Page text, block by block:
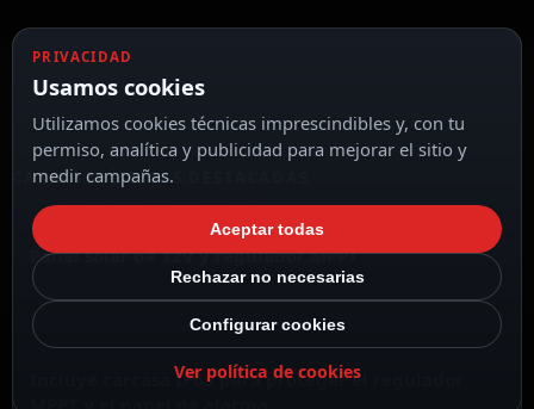
CARACTERÍSTICAS DESTACADAS
Panel solar de 12V y regulador MPPT
Incluye carcasa IP65 para proteger el regulador
PRIVACIDAD
Usamos cookies
Utilizamos cookies técnicas imprescindibles y, con tu
permiso, analítica y publicidad para mejorar el sitio y
medir campañas.
Aceptar todas
Rechazar no necesarias
Configurar cookies
Ver política de cookies